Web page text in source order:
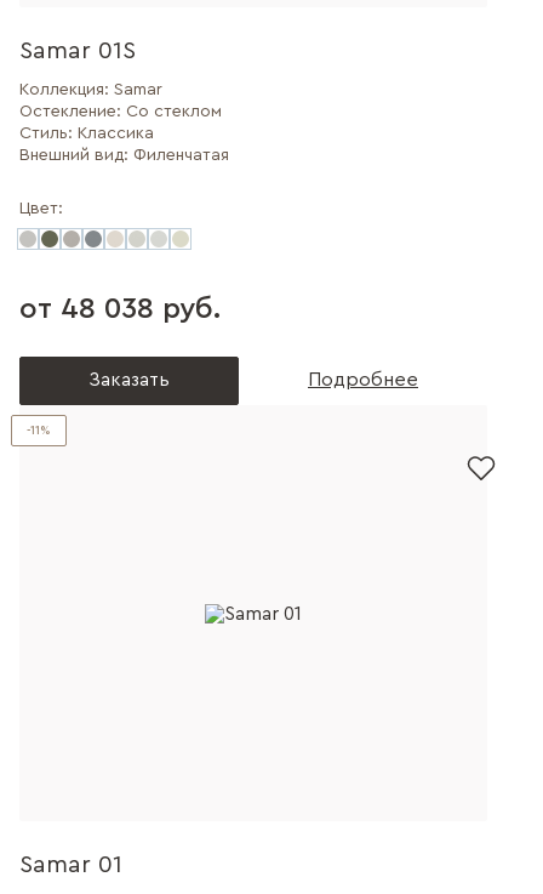
Samar 01S
Коллекция: Samar
Остекление: Со стеклом
Стиль: Классика
Внешний вид: Филенчатая
Цвет:
от 48 038 руб.
Заказать Подробнее
-11%
Samar 01